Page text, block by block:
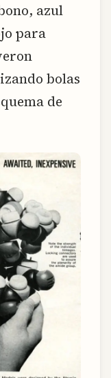
azul
para
bolas
de